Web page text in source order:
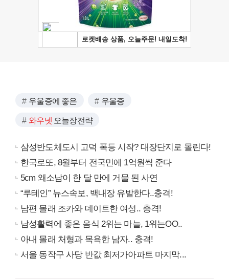
우울증에 좋은 우울증
와우넷 오늘장전략
삼성반도체도시 고덕 폭등 시작? 대장단지로 몰린다!
한국로또, 8월부터 전국민에 1억원씩 준다
5cm 왜소남이 한 달 만에 거물 된 사연
“루테인” 뉴스속보, 백내장 유발한다..충격!
남편 몰래 조카와 데이트한 여성.. 충격!
남성활력에 좋은 음식 2위는 마늘, 1위는OO..
아내 몰래 처형과 목욕한 남자.. 충격!
서울 동작구 사당 반값 최저가아파트 마지막...